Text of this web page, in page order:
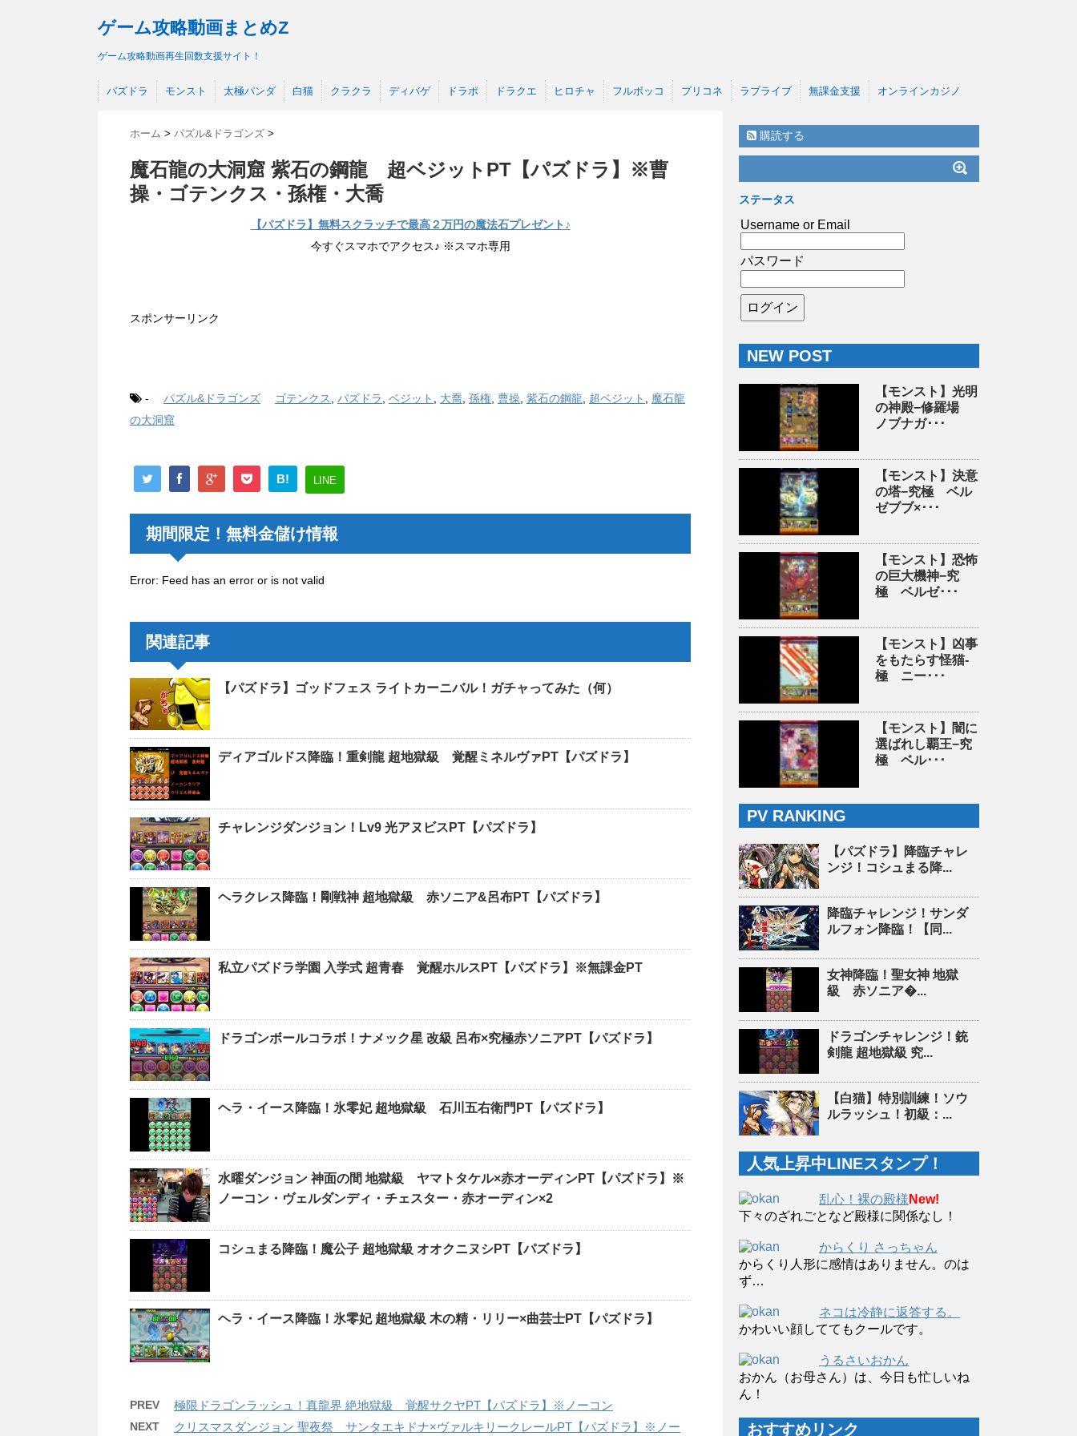
ゲーム攻略動画まとめZ
ゲーム攻略動画再生回数支援サイト！
パズドラ モンスト 太極パンダ 白猫 クラクラ ディバゲ ドラポ ドラクエ ヒロチャ フルボッコ プリコネ ラブライブ 無課金支援 オンラインカジノ
ホーム > パズル&ドラゴンズ >
魔石龍の大洞窟 紫石の鋼龍 超ベジットPT【パズドラ】※曹
操・ゴテンクス・孫権・大喬
【パズドラ】無料スクラッチで最高２万円の魔法石プレゼント♪
今すぐスマホでアクセス♪ ※スマホ専用
スポンサーリンク
- パズル&ドラゴンズ ゴテンクス パズドラ ベジット 大喬 孫権 曹操 紫石の鋼龍 超ベジット
魔石龍
の大洞窟
B! LINE
期間限定！無料金儲け情報
Error: Feed has an error or is not valid
関連記事
【パズドラ】ゴッドフェス ライトカーニバル！ガチャってみた（何）
ディアゴルドス降臨！重剣龍 超地獄級 覚醒ミネルヴァPT【パズドラ】
チャレンジダンジョン！Lv9 光アヌビスPT【パズドラ】
ヘラクレス降臨！剛戦神 超地獄級 赤ソニア&呂布PT【パズドラ】
私立パズドラ学園 入学式 超青春 覚醒ホルスPT【パズドラ】※無課金PT
ドラゴンボールコラボ！ナメック星 改級 呂布×究極赤ソニアPT【パズドラ】
ヘラ・イース降臨！氷零妃 超地獄級 石川五右衛門PT【パズドラ】
水曜ダンジョン 神面の間 地獄級 ヤマトタケル×赤オーディンPT【パズドラ】※
ノーコン・ヴェルダンディ・チェスター・赤オーディン×2
コシュまる降臨！魔公子 超地獄級 オオクニヌシPT【パズドラ】
ヘラ・イース降臨！氷零妃 超地獄級 木の精・リリー×曲芸士PT【パズドラ】
PREV 極限ドラゴンラッシュ！真龍界 絶地獄級 覚醒サクヤPT【パズドラ】※ノーコン
NEXT クリスマスダンジョン 聖夜祭 サンタエキドナ×ヴァルキリークレールPT【パズドラ】※ノー
購読する
ステータス
Username or Email
パスワード
NEW POST
【モンスト】光明
の神殿−修羅場
ノブナガ･･･
【モンスト】決意
の塔−究極 ベル
ゼブブ×･･･
【モンスト】恐怖
の巨大機神−究
極 ベルゼ･･･
【モンスト】凶事
をもたらす怪猫-
極 ニー･･･
【モンスト】闇に
選ばれし覇王−究
極 ベル･･･
PV RANKING
【パズドラ】降臨チャレ
ンジ！コシュまる降...
降臨チャレンジ！サンダ
ルフォン降臨！【同...
女神降臨！聖女神 地獄
級 赤ソニア�...
ドラゴンチャレンジ！銃
剣龍 超地獄級 究...
【白猫】特別訓練！ソウ
ルラッシュ！初級：...
人気上昇中LINEスタンプ！
乱心！裸の殿様 New!
下々のざれごとなど殿様に関係なし！
からくり さっちゃん
からくり人形に感情はありません。のは
ず…
ネコは冷静に返答する。
かわいい顔しててもクールです。
うるさいおかん
おかん（お母さん）は、今日も忙しいね
ん！
おすすめリンク